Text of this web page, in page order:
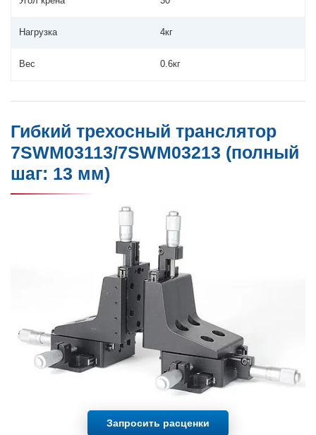
Нагрузка 4кг
Вес 0.6кг
Гибкий трехосный транслятор
7SWM03113/7SWM03213 (полный
шаг: 13 мм)
Запросить расценки